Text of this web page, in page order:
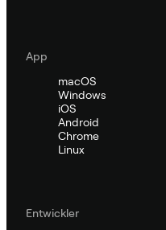
App
macOS
Windows
iOS
Android
Chrome
Linux
Entwickler